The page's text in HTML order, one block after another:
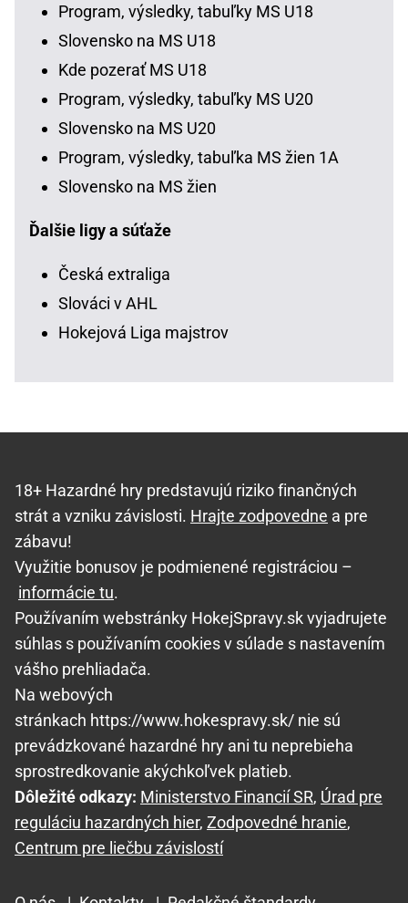
Program, výsledky, tabuľky MS U18
Slovensko na MS U18
Kde pozerať MS U18
Program, výsledky, tabuľky MS U20
Slovensko na MS U20
Program, výsledky, tabuľka MS žien 1A
Slovensko na MS žien
Ďalšie ligy a súťaže
Česká extraliga
Slováci v AHL
Hokejová Liga majstrov
18+ Hazardné hry predstavujú riziko finančných
strát a vzniku závislosti. Hrajte zodpovedne a pre
zábavu!
Využitie bonusov je podmienené registráciou –
informácie tu.
Používaním webstránky HokejSpravy.sk vyjadrujete
súhlas s používaním cookies v súlade s nastavením
vášho prehliadača.
Na webových
stránkach https://www.hokespravy.sk/ nie sú
prevádzkované hazardné hry ani tu neprebieha
sprostredkovanie akýchkoľvek platieb.
Dôležité odkazy: Ministerstvo Financií SR, Úrad pre
reguláciu hazardných hier, Zodpovedné hranie,
Centrum pre liečbu závislostí